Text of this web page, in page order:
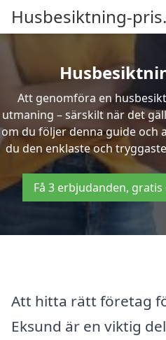
Husbesiktning-
Att genomföra en
utmaning – särskilt när det
om du följer denna guide och
du den enklaste och
Få 3 erbjudanden,
Att hitta rätt företag
Eksund är en viktig